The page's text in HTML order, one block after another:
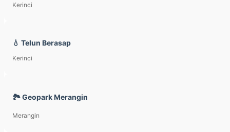
Kerinci
💧 Telun Berasap
Kerinci
🏞️ Geopark Merangin
Merangin